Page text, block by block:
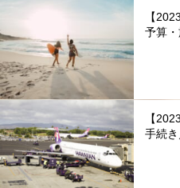
【
予算・
【
手続き